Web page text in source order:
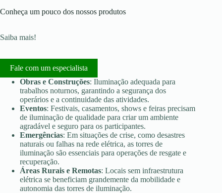
Conheça um pouco dos nossos produtos
Saiba mais!
Fale com um especialista
Obras e Construções: Iluminação adequada para
trabalhos noturnos, garantindo a segurança dos
operários e a continuidade das atividades.
Eventos: Festivais, casamentos, shows e feiras precisam
de iluminação de qualidade para criar um ambiente
agradável e seguro para os participantes.
Emergências: Em situações de crise, como desastres
naturais ou falhas na rede elétrica, as torres de
iluminação são essenciais para operações de resgate e
recuperação.
Áreas Rurais e Remotas: Locais sem infraestrutura
elétrica se beneficiam grandemente da mobilidade e
autonomia das torres de iluminação.